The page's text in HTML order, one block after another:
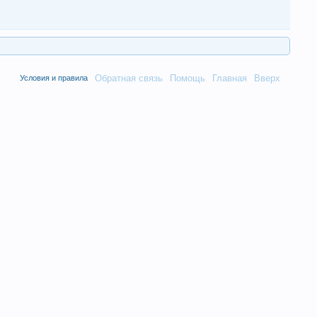
Обратная связь Помощь Главная Вверх
Условия и правила